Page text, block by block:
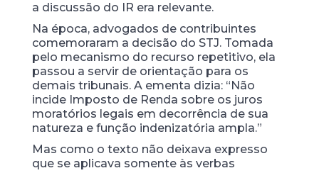
a discussão do IR era relevante.
Na época, advogados de contribuintes
comemoraram a decisão do STJ. Tomada
pelo mecanismo do recurso repetitivo, ela
passou a servir de orientação para os
demais tribunais. A ementa dizia: “Não
incide Imposto de Renda sobre os juros
moratórios legais em decorrência de sua
natureza e função indenizatória ampla.”
Mas como o texto não deixava expresso
que se aplicava somente às verbas